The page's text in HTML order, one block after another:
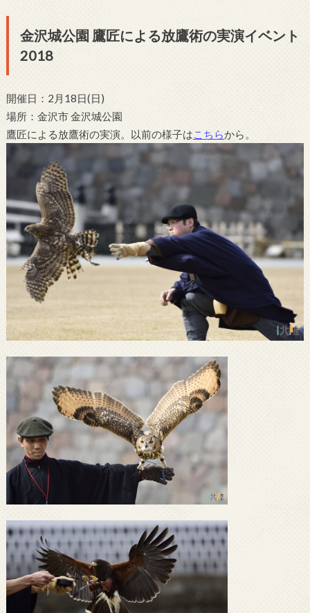
金沢城公園 鷹匠による放鷹術の実演イベント
2018
開催日：2月18日(日)
場所：金沢市 金沢城公園
鷹匠による放鷹術の実演。以前の様子はこちらから。